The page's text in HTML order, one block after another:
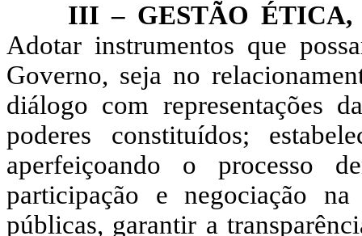
III – GESTÃO ÉTICA,
Adotar instrumentos que
Governo, seja no
diálogo com representações
poderes constituídos;
aperfeiçoando o processo
participação e negociação
públicas, garantir a